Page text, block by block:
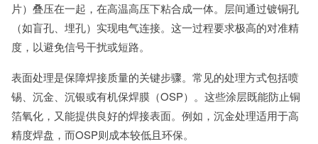
片）叠压在一起，在高温高压下粘合成一体。层间通过镀铜孔
（如盲孔、埋孔）实现电气连接。这一过程要求极高的对准精
度，以避免信号干扰或短路。
表面处理是保障焊接质量的关键步骤。常见的处理方式包括喷
锡、沉金、沉银或有机保焊膜（OSP）。这些涂层既能防止铜
箔氧化，又能提供良好的焊接表面。例如，沉金处理适用于高
精度焊盘，而OSP则成本较低且环保。